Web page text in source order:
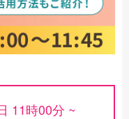
11時00分 ~